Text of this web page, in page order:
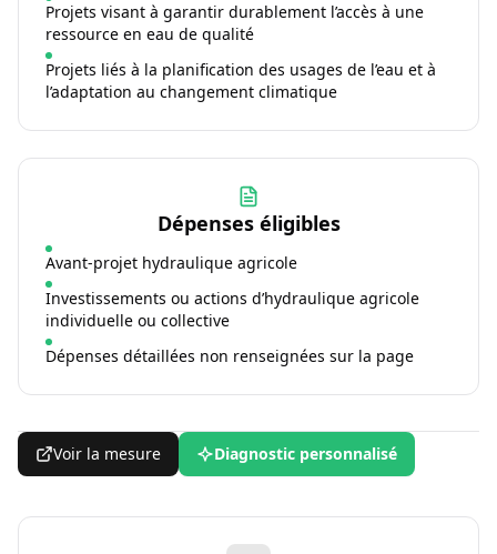
Projets visant à garantir durablement l’accès à une
ressource en eau de qualité
Projets liés à la planification des usages de l’eau et à
l’adaptation au changement climatique
Dépenses éligibles
Avant-projet hydraulique agricole
Investissements ou actions d’hydraulique agricole
individuelle ou collective
Dépenses détaillées non renseignées sur la page
Voir la mesure Diagnostic personnalisé